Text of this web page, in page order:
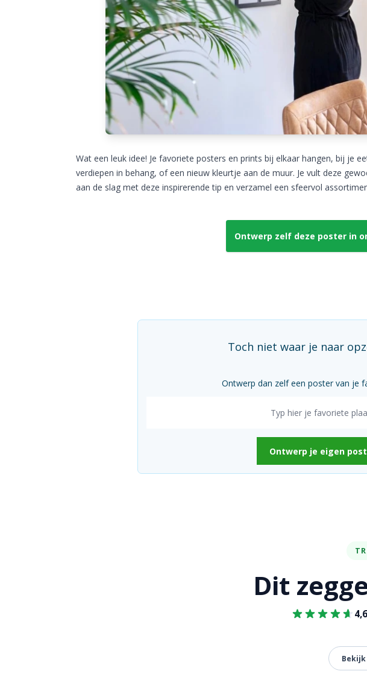
Wat een leuk idee! Je favoriete posters en prints bij elkaar hangen, bij je
verdiepen in behang, of een nieuw kleurtje aan de muur. Je vult deze
aan de slag met deze inspirerende tip en verzamel een sfeervol
Ontwerp zelf deze poster in
Toch niet waar je naar
Ontwerp dan zelf een poster van je
Ontwerp je eigen
Dit